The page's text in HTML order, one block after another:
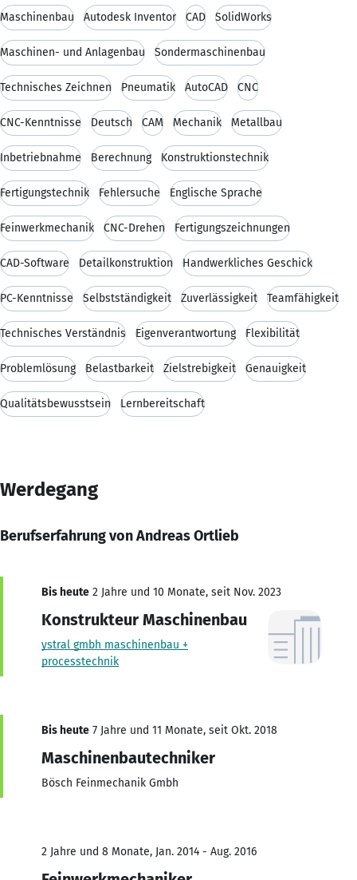
Maschinenbau Autodesk Inventor CAD SolidWorks
Maschinen- und Anlagenbau Sondermaschinenbau
Technisches Zeichnen Pneumatik AutoCAD CNC
CNC-Kenntnisse Deutsch CAM Mechanik Metallbau
Inbetriebnahme Berechnung Konstruktionstechnik
Fertigungstechnik Fehlersuche Englische Sprache
Feinwerkmechanik CNC-Drehen Fertigungszeichnungen
CAD-Software Detailkonstruktion Handwerkliches Geschick
PC-Kenntnisse Selbstständigkeit Zuverlässigkeit Teamfähigkeit
Technisches Verständnis Eigenverantwortung Flexibilität
Problemlösung Belastbarkeit Zielstrebigkeit Genauigkeit
Qualitätsbewusstsein Lernbereitschaft
Werdegang
Berufserfahrung von Andreas Ortlieb
Bis heute 2 Jahre und 10 Monate, seit Nov. 2023
Konstrukteur Maschinenbau
ystral gmbh maschinenbau +
processtechnik
Bis heute 7 Jahre und 11 Monate, seit Okt. 2018
Maschinenbautechniker
Bösch Feinmechanik Gmbh
2 Jahre und 8 Monate, Jan. 2014 - Aug. 2016